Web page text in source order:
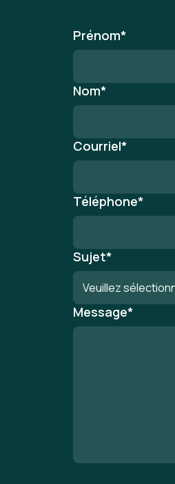
Prénom*
Nom*
Courriel*
Téléphone*
Sujet*
Message*